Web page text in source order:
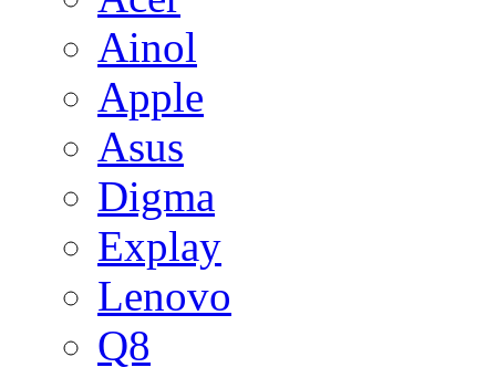
Ainol
Apple
Asus
Digma
Explay
Lenovo
Q8